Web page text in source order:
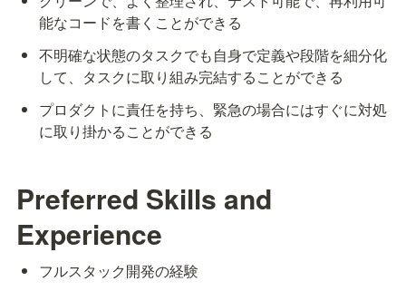
能なコードを書くことができる
不明確な状態のタスクでも自身で定義や段階を細分化
して、タスクに取り組み完結することができる
プロダクトに責任を持ち、緊急の場合にはすぐに対処
に取り掛かることができる
Preferred Skills and
Experience
フルスタック開発の経験